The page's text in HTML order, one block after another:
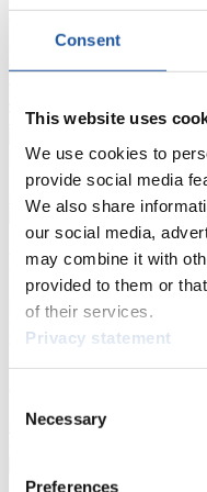
Consent
This website uses
We use cookies to
provide social media
We also share
our social media,
may combine it with
provided to them or
of their services.
Privacy statement
Selection
Necessary
Preferences
FIL LIVE TV
RodelnHighlights YOG
Tippspiel
Naturbahn
Zielgruppen Anzeigen
Für Presse-
Hier finden Sie
haben Zugriff auf
Wettkämpfen. Außerdem
beantragen, die
>> Weiter